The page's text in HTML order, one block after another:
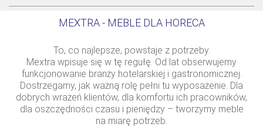
MEXTRA - MEBLE DLA HORECA
To, co najlepsze, powstaje z potrzeby.
Mextra wpisuje się w tę regułę. Od lat obserwujemy
funkcjonowanie branży hotelarskiej i gastronomicznej.
Dostrzegamy, jak ważną rolę pełni tu wyposażenie. Dla
dobrych wrażeń klientów, dla komfortu ich pracowników,
dla oszczędności czasu i pieniędzy – tworzymy meble
na miarę potrzeb.